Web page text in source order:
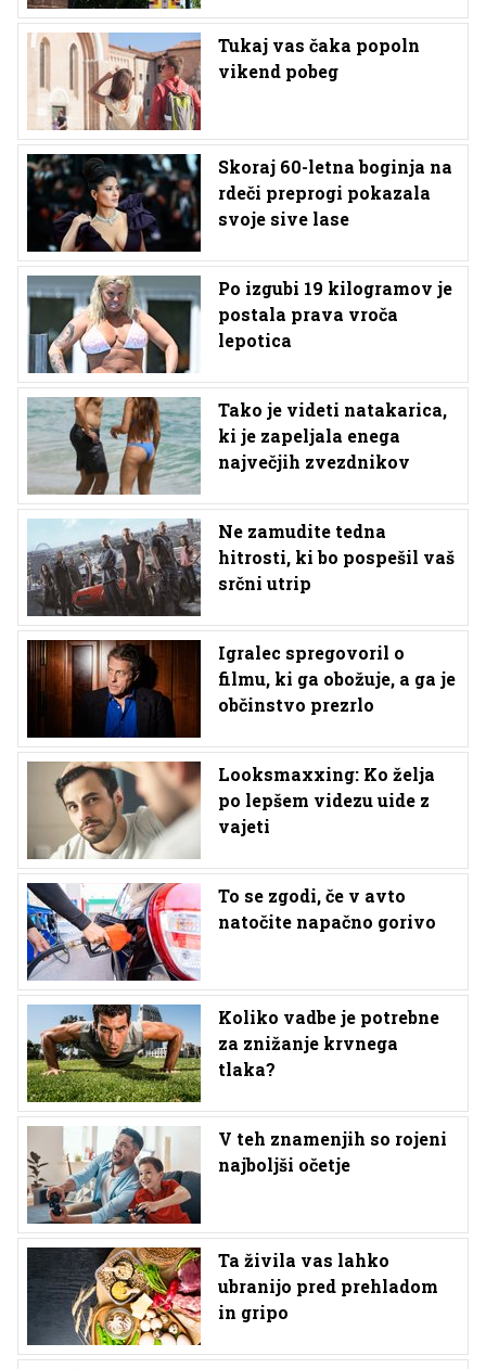
Tukaj vas čaka popoln
vikend pobeg
Skoraj 60-letna boginja na
rdeči preprogi pokazala
svoje sive lase
Po izgubi 19 kilogramov je
postala prava vroča
lepotica
Tako je videti natakarica,
ki je zapeljala enega
največjih zvezdnikov
Ne zamudite tedna
hitrosti, ki bo pospešil vaš
srčni utrip
Igralec spregovoril o
filmu, ki ga obožuje, a ga je
občinstvo prezrlo
Looksmaxxing: Ko želja
po lepšem videzu uide z
vajeti
To se zgodi, če v avto
natočite napačno gorivo
Koliko vadbe je potrebne
za znižanje krvnega
tlaka?
V teh znamenjih so rojeni
najboljši očetje
Ta živila vas lahko
ubranijo pred prehladom
in gripo